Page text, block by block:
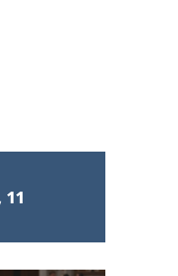
11